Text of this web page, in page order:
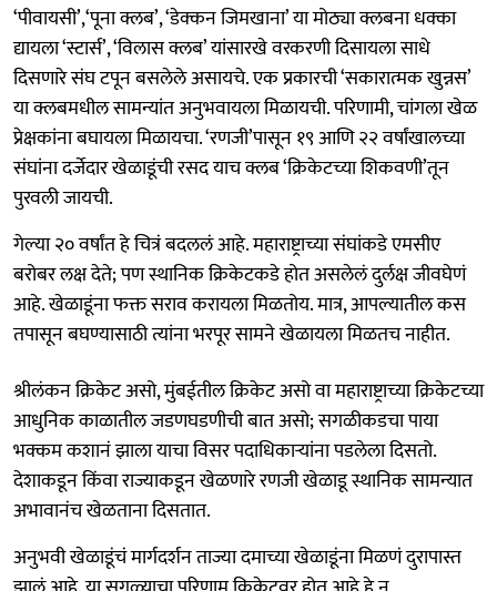
‘पीवायसी’,‘पूना क्लब’, ‘डेक्कन जिमखाना’ या मोठ्या क्लबना धक्का
द्यायला ‘स्टार्स’, ‘विलास क्लब’ यांसारखे वरकरणी दिसायला साधे
दिसणारे संघ टपून बसलेले असायचे. एक प्रकारची ‘सकारात्मक खुन्नस’
या क्लबमधील सामन्यांत अनुभवायला मिळायची. परिणामी, चांगला खेळ
प्रेक्षकांना बघायला मिळायचा. ‘रणजी’पासून १९ आणि २२ वर्षांखालच्या
संघांना दर्जेदार खेळाडूंची रसद याच क्लब ‘क्रिकेटच्या शिकवणी’तून
पुरवली जायची.
गेल्या २० वर्षांत हे चित्रं बदललं आहे. महाराष्ट्राच्या संघांकडे एमसीए
बरोबर लक्ष देते; पण स्थानिक क्रिकेटकडे होत असलेलं दुर्लक्ष जीवघेणं
आहे. खेळाडूंना फक्त सराव करायला मिळतोय. मात्र, आपल्यातील कस
तपासून बघण्यासाठी त्यांना भरपूर सामने खेळायला मिळतच नाहीत.
श्रीलंकन क्रिकेट असो, मुंबईतील क्रिकेट असो वा महाराष्ट्राच्या क्रिकेटच्या
आधुनिक काळातील जडणघडणीची बात असो; सगळीकडचा पाया
भक्कम कशानं झाला याचा विसर पदाधिकाऱ्यांना पडलेला दिसतो.
देशाकडून किंवा राज्याकडून खेळणारे रणजी खेळाडू स्थानिक सामन्यात
अभावानंच खेळताना दिसतात.
अनुभवी खेळाडूंचं मार्गदर्शन ताज्या दमाच्या खेळाडूंना मिळणं दुरापास्त